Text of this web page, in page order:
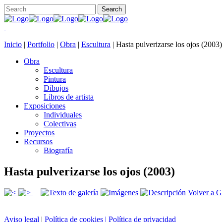
Inicio | Portfolio | Obra | Escultura | Hasta pulverizarse los ojos (2003)
Obra
Escultura
Pintura
Dibujos
Libros de artista
Exposiciones
Individuales
Colectivas
Proyectos
Recursos
Biografía
Hasta pulverizarse los ojos (2003)
Volver a
Aviso legal | Política de cookies | Política de privacidad